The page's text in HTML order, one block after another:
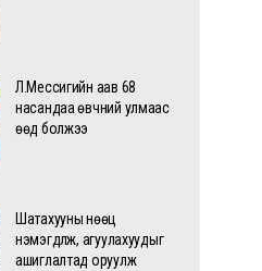
Л.Мессигийн аав 68
насандаа өвчний улмаас
өөд болжээ
Шатахууны нөөц
нэмэгдүүлж, агуулахуудыг
ашиглалтад оруулж